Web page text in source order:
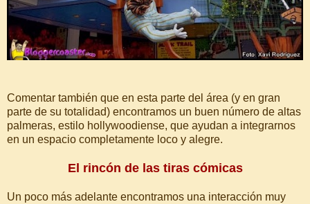
Comentar también que en esta parte del área (y en gran
parte de su totalidad) encontramos un buen número de altas
palmeras, estilo hollywoodiense, que ayudan a integrarnos
en un espacio completamente loco y alegre.
El rincón de las tiras cómicas
Un poco más adelante encontramos una interacción muy